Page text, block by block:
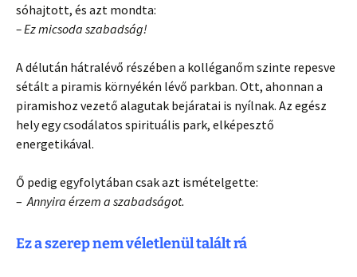
sóhajtott, és azt mondta:
– Ez micsoda szabadság!
A délután hátralévő részében a kolléganőm szinte repesve
sétált a piramis környékén lévő parkban. Ott, ahonnan a
piramishoz vezető alagutak bejáratai is nyílnak. Az egész
hely egy csodálatos spirituális park, elképesztő
energetikával.
Ő pedig egyfolytában csak azt ismételgette:
–Annyira érzem a szabadságot.
Ez a szerep nem véletlenül talált rá